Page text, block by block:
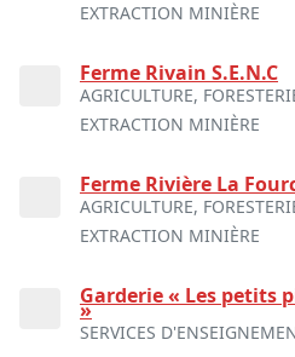
EXTRACTION MINIÈRE
Ferme Rivain S.E.N.C
AGRICULTURE,
EXTRACTION MINIÈRE
Ferme Rivière La
AGRICULTURE,
EXTRACTION MINIÈRE
Garderie « Les petits
»
SERVICES